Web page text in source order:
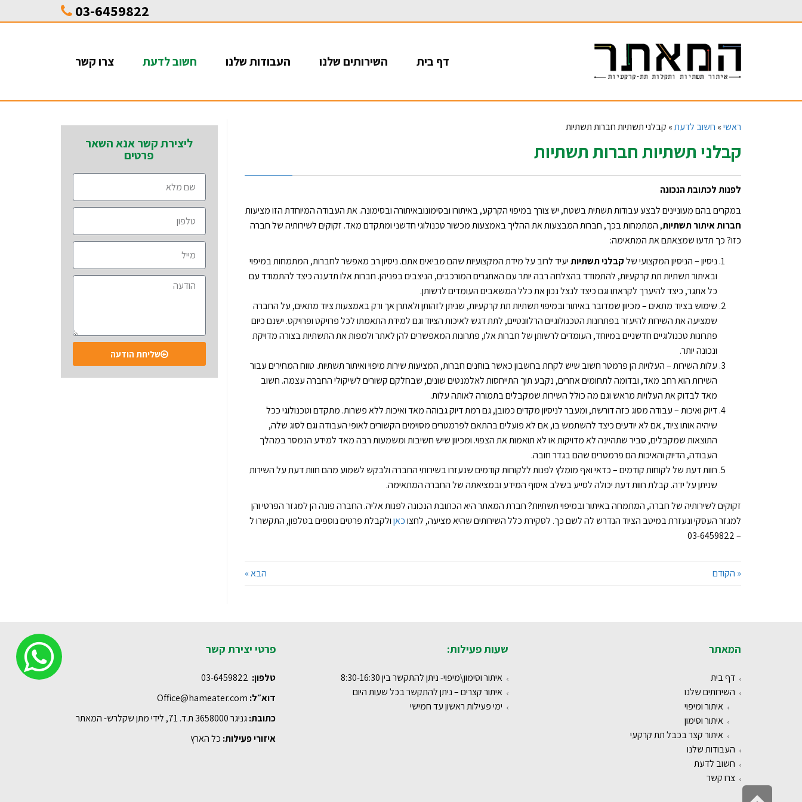
03-6459822
דף בית השירותים שלנו העבודות שלנו חשוב לדעת צרו קשר
ראשי» חשוב לדעת» קבלני תשתיות חברות תשתיות
קבלני תשתיות חברות תשתיות
לפנות לכתובת הנכונה
במקרים בהם מעוניינים לבצע עבודות תשתית בשטח, יש צורך במיפוי הקרקע, באיתורו ובסימונובאיתורה ובסימונה. את העבודה המיוחדת הזו מציעות
חברות איתור תשתיות, המתמחות בכך, חברות המבצעות את ההליך באמצעות מכשור טכנולוגי חדשני ומתקדם מאד. זקוקים לשירותיה של חברה
כזו? כך תדעו שמצאתם את המתאימה:
ניסיון – הניסיון המקצועי שלקבלני תשתיותיעיד לרוב על מידת המקצועיות שהם מביאים אתם. ניסיון רב מאפשר לחברות, המתמחות במיפוי
ובאיתור תשתיות תת קרקעיות, להתמודד בהצלחה רבה יותר עם האתגרים המורכבים, הניצבים בפניהן. חברות אלו תדענה כיצד להתמודד עם
כל אתגר, כיצד להיערך לקראתו וגם כיצד לנצל נכון את כלל המשאבים העומדים לרשותן.
שימוש בציוד מתאים – מכיוון שמדובר באיתור ובמיפוי תשתיות תת קרקעיות, שניתן לזהותן ולאתרן אך ורק באמצעות ציוד מתאים, על החברה
שמציעה את השירות להיעזר בפתרונות הטכנולוגיים הרלוונטיים, לתת דגש לאיכות הציוד וגם למידת התאמתו לכל פרויקט ופרויקט. ישנם כיום
פתרונות טכנולוגיים חדשניים במיוחד, העומדים לרשותן של חברות אלו, פתרונות המאפשרים להן לאתר ולמפות את התשתיות בצורה מדויקת
ונכונה יותר.
עלות השירות – העלויות הן פרמטר חשוב שיש לקחת בחשבון כאשר בוחנים חברות, המציעות שירות מיפוי ואיתור תשתיות. טווח המחירים עבור
השירות הוא רחב מאד, ובדומה לתחומים אחרים, נקבע תוך התייחסות לאלמנטים שונים, שבחלקם קשורים לשיקולי החברה עצמה. חשוב
מאד לבדוק את העלויות מראש וגם מה כולל השירות שמקבלים בתמורה לאותה עלות.
דיוק ואיכות – עבודה מסוג כזה דורשת, ומעבר לניסיון מקדים כמובן, גם רמת דיוק גבוהה מאד ואיכות ללא פשרות. מתקדם וטכנולוגי ככל
שיהיה אותו ציוד, אם לא יודעים כיצד להשתמש בו, אם לא פועלים בהתאם לפרמטרים מסוימים הקשורים לאופי העבודה וגם לסוג שלה,
התוצאות שמקבלים, סביר שתהיינה לא מדויקות או לא תואמות את הצפוי. ומכיוון שיש חשיבות ומשמעות רבה מאד למידע הנמסר במהלך
העבודה, הדיוק והאיכות הם פרמטרים שהם בגדר חובה.
חוות דעת של לקוחות קודמים – כדאי ואף מומלץ לפנות ללקוחות קודמים שנעזרו בשירותי החברה ולבקש לשמוע מהם חוות דעת על השירות
שניתן על ידה. קבלת חוות דעת יכולה לסייע בשלב איסוף המידע ובמציאתה של החברה המתאימה.
זקוקים לשירותיה של חברה, המתמחה באיתור ובמיפוי תשתיות? חברת המאתר היא הכתובת הנכונה לפנות אליה. החברה פונה הן למגזר הפרטי והן
למגזר העסקי ונעזרת במיטב הציוד הנדרש לה לשם כך. לסקירת כלל השירותים שהיא מציעה, לחצוכאןולקבלת פרטים נוספים בטלפון, התקשרו ל
– 03-6459822
« הקודם הבא »
ליצירת קשר אנא השאר
פרטים
שליחת הודעה
המאתר
דף בית
השירותים שלנו
איתור ומיפוי
איתור וסימון
איתור קצר בכבל תת קרקעי
העבודות שלנו
חשוב לדעת
צרו קשר
שעות פעילות:
איתור וסימון\מיפוי- ניתן להתקשר בין 8:30-16:30
איתור קצרים – ניתן להתקשר בכל שעות היום
ימי פעילות ראשון עד חמישי
פרטי יצירת קשר
טלפון: 03-6459822
דוא״ל: Office@hameater.com
כתובת:גניגר 3658000 ת.ד. 71, לידי מתן שקלרש- המאתר
איזורי פעילות: כל הארץ